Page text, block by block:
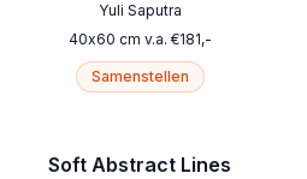
Yuli Saputra
40x60 cm v.a. €181,-
Samenstellen
Soft Abstract Lines